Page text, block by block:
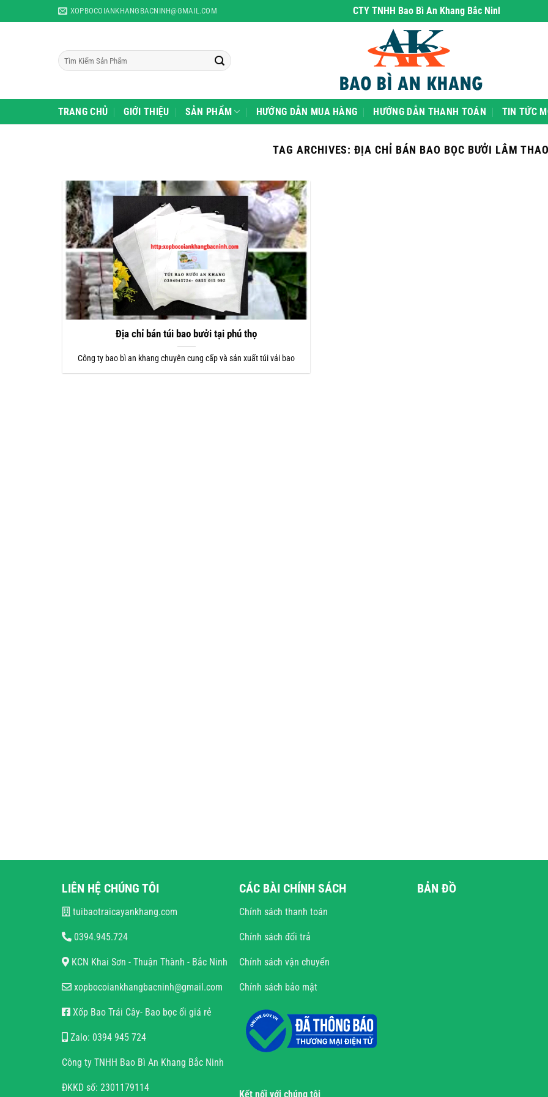
to
XOPBOCOIANKHANGBACNINH@GMAIL.COM CTY TNHH Bao Bì An Khang Bắc Ninh- chuyên
Tìm
kiếm:
TRANG CHỦ GIỚI THIỆU SẢN PHẨM HƯỚNG DẪN MUA HÀNG HƯỚNG DẪN THANH TOÁN TIN TỨC
TAG ARCHIVES:ĐỊA CHỈ BÁN BAO BỌC BƯỞI LÂM THAO
Địa chỉ bán túi bao bưởi tại phú thọ
Công ty bao bì an khang chuyên cung cấp và sản xuất túi vải bao
LIÊN HỆ CHÚNG TÔI
tuibaotraicayankhang.com
0394.945.724
KCN Khai Sơn - Thuận Thành - Bắc Ninh
xopbocoiankhangbacninh@gmail.com
Xốp Bao Trái Cây- Bao bọc ổi giá rẻ
Zalo: 0394 945 724
Công ty TNHH Bao Bì An Khang Bắc Ninh
ĐKKD số: 2301179114
CÁC BÀI CHÍNH SÁCH
Chính sách thanh toán
Chính sách đổi trả
Chính sách vận chuyển
Chính sách bảo mật
Kết nối với chúng tôi
BẢN ĐỒ